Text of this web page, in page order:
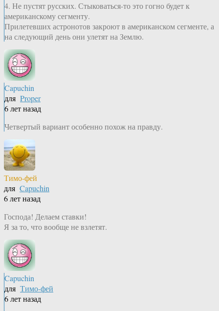
4. Не пустят русских. Стыковаться-то это гогно будет к
американскому сегменту.
Прилетевших астронотов закроют в американском сегменте, а
на следующий день они улетят на Землю.
Capuchin
для Proper
6 лет назад
Четвертый вариант особенно похож на правду.
Тимо-фей
для Capuchin
6 лет назад
Господа! Делаем ставки!
Я за то, что вообще не взлетят.
Capuchin
для Тимо-фей
6 лет назад